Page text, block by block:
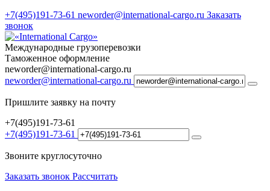
+7(495)191-73-61 neworder@international-cargo.ru Заказать
звонок
Международные грузоперевозки
Таможенное оформление
neworder@international-cargo.ru
neworder@international-cargo.ru
Пришлите заявку на почту
+7(495)191-73-61
+7(495)191-73-61
Звоните круглосуточно
Заказать звонок Рассчитать